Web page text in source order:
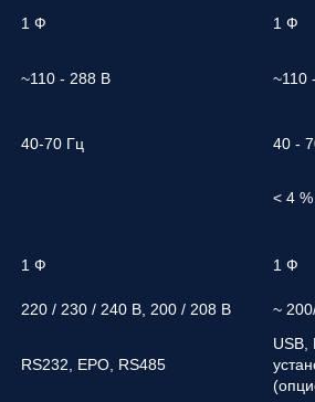
1 Ф
1 Ф
~110 - 288 В ~110
40-70 Гц 40 -
< 4 %
1 Ф
1 Ф
220 / 230 / 240 В, 200 / 208 В ~
RS232, EPO, RS485
USB,